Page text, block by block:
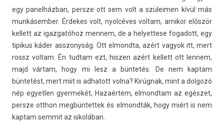
egy panel­házban, per­sze ott sem volt a szüleim­en kívül más
mun­kásemb­er. Érdekes volt, nyolcéves vol­tam, amikor először
kel­lett az igaz­gatóhoz men­nem, de a helyet­tese fogadott, egy
tipikus káder as­szonyság. Ott el­mondta, azért vagyok itt, mert
rossz vol­tam. Én tud­tam ezt, hisz­en azért kel­lett ott len­nem,
majd vártam, hogy mi lesz a büntetés. De nem kap­tam
büntetést, mert miit is ad­hatott volna? Kirúgnak, mint a dol­gozó
nép egyetl­en gyer­mekét, Hazaértem, el­mondtam az egészet,
per­sze otthon meg­büntet­tek és el­mondták, hogy miért is nem
kap­tam sem­mit az iskolában.